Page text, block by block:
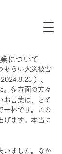
について
もらい火災被害
）、
。多方面の方々
お言葉は、とて
一杯です。この
げます。本当に
いました。なか